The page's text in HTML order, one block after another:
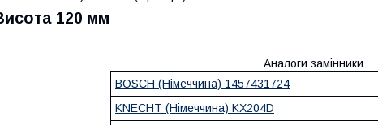
120 мм
Аналоги замінники
BOSCH (Німеччина) 1457431724
KNECHT (Німеччина) KX204D